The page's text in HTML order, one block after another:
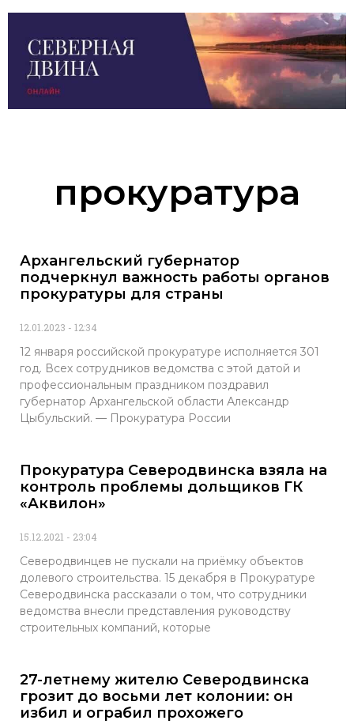
прокуратура
Архангельский губернатор
подчеркнул важность работы органов
прокуратуры для страны
12.01.2023 12:34
12 января российской прокуратуре исполняется 301
год. Всех сотрудников ведомства с этой датой и
профессиональным праздником поздравил
губернатор Архангельской области Александр
Цыбульский. — Прокуратура России
Прокуратура Северодвинска взяла на
контроль проблемы дольщиков ГК
«Аквилон»
15.12.2021 23:04
Северодвинцев не пускали на приёмку объектов
долевого строительства. 15 декабря в Прокуратуре
Северодвинска рассказали о том, что сотрудники
ведомства внесли представления руководству
строительных компаний, которые
27-летнему жителю Северодвинска
грозит до восьми лет колонии: он
избил и ограбил прохожего